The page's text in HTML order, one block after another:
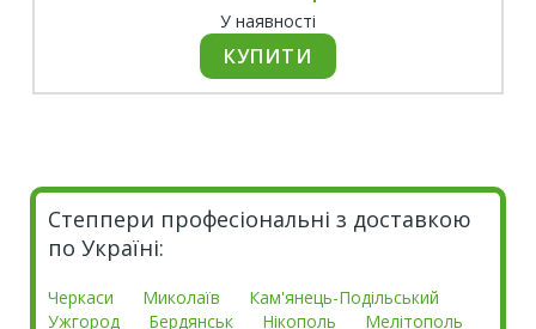
У наявності
Степпери професіональні з доставкою
по Україні:
Черкаси Миколаїв
Кам'янець-Подільський
Ужгород
Бердянськ Нікополь
Мелітополь